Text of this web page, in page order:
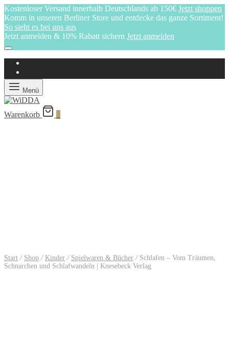
Kostenloser Versand innerhalb Deutschlands ab 150€ Jetzt shoppen
Komm in unseren Berliner Store und entdecke das ganze Sortiment!
So sieht es bei uns aus
Jetzt anmelden & 10% Rabatt sichern Jetzt anmelden
Menü
Warenkorb
Start / Shop / Kinder / Spielwaren & Bücher /Schlafen – Vom Träumen,
Schnarchen und Schlafwandeln | Knesebeck Verlag